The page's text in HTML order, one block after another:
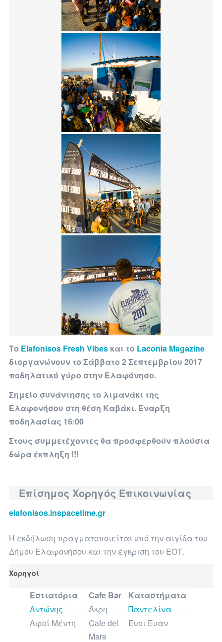
Το Elafonisos Fresh Vibes και το Laconia Magazine
διοργανώνουν το Σάββατο 2 Σεπτεμβρίου 2017
ποδηλατικό γύρο στην Ελαφόνησο.
Σημείο συνάντησης το λιμανάκι της
Ελαφονήσου στη θέση Καβάκι. Έναρξη
ποδηλασίας 16:00
Στους συμμετέχοντες θα προσφερθούν πλούσια
δώρα έκπληξη !!!
Επίσημος Χορηγός Επικοινωνίας
elafonisos.inspacetime.gr
Η εκδήλωση πραγματοποιείται υπό την αιγίδα του
Δήμου Ελαφονήσου και την έγκριση του ΕΟΤ.
Χορηγοί
Εστιατόρια Cafe Bar
Καταστήματα
Αντώνης
Άκρη
Παντελίνα
Αφοί Μέντη
Cafe del
Mare
Ευοι Ευαν